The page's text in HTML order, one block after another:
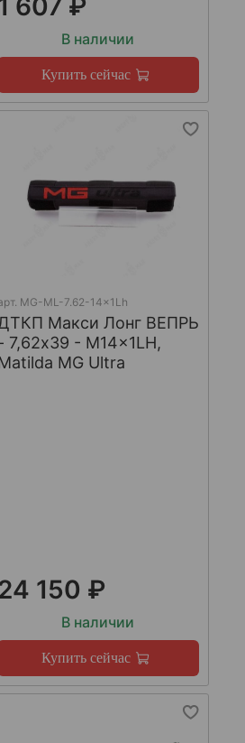
607 ₽
В наличии
Купить сейчас
MG-ML-7.62-14x1Lh
Макси Лонг ВЕПРЬ
7,62x39 - M14x1LH,
MG Ultra
150 ₽
В наличии
Купить сейчас